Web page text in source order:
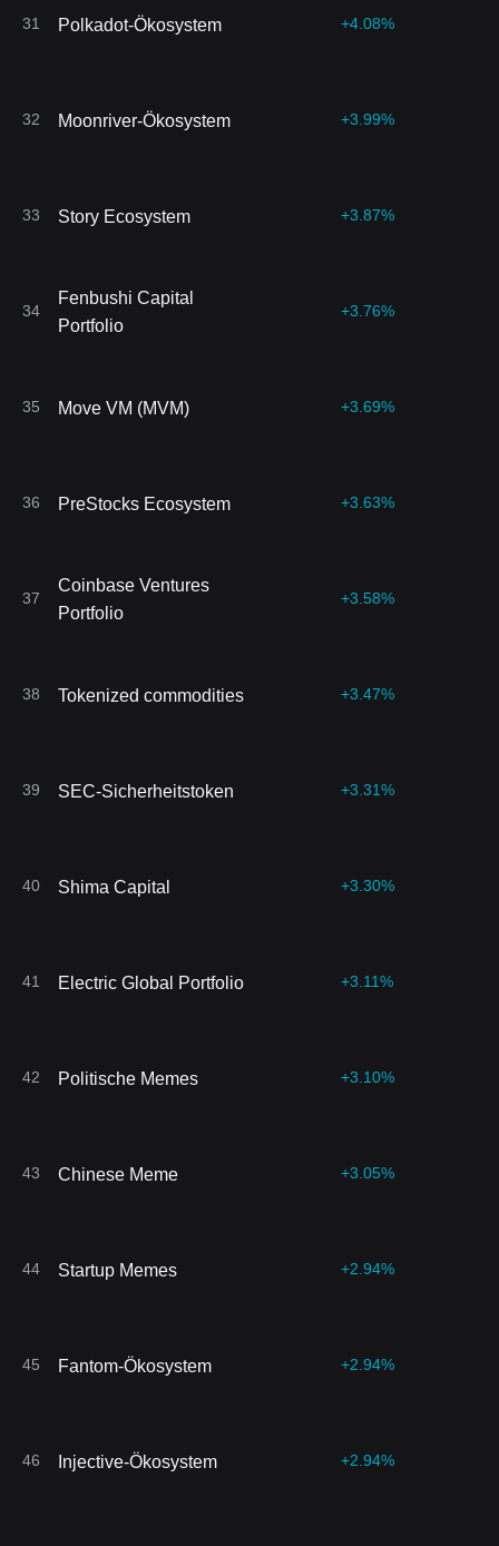
31 Polkadot-Ökosystem +4.08%
32 Moonriver-Ökosystem +3.99%
33 Story Ecosystem +3.87%
34
Fenbushi Capital
Portfolio
+3.76%
35 Move VM (MVM) +3.69%
36 PreStocks Ecosystem +3.63%
37
Coinbase Ventures
Portfolio
+3.58%
38 Tokenized commodities +3.47%
39 SEC-Sicherheitstoken +3.31%
40 Shima Capital +3.30%
41 Electric Global Portfolio +3.11%
42 Politische Memes +3.10%
43 Chinese Meme +3.05%
44 Startup Memes +2.94%
45 Fantom-Ökosystem +2.94%
46 Injective-Ökosystem +2.94%